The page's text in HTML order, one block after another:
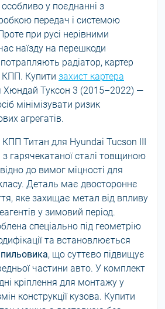
у поєднанні з
передач і системою
при русі нерівними
наїзду на перешкоди
радіатор, картер
КПП. Купити захист картера
Хюндай Туксон 3 (2015–2022) —
мінімізувати ризик
агрегатів.
КПП Титан для Hyundai Tucson III
гарячекатаної сталі товщиною
до вимог міцності для
Деталь має двостороннє
яке захищає метал від впливу
у зимовий період.
спеціально під геометрію
та встановлюється
, що суттєво підвищує
частини авто. У комплект
кріплення для монтажу у
конструкції кузова. Купити